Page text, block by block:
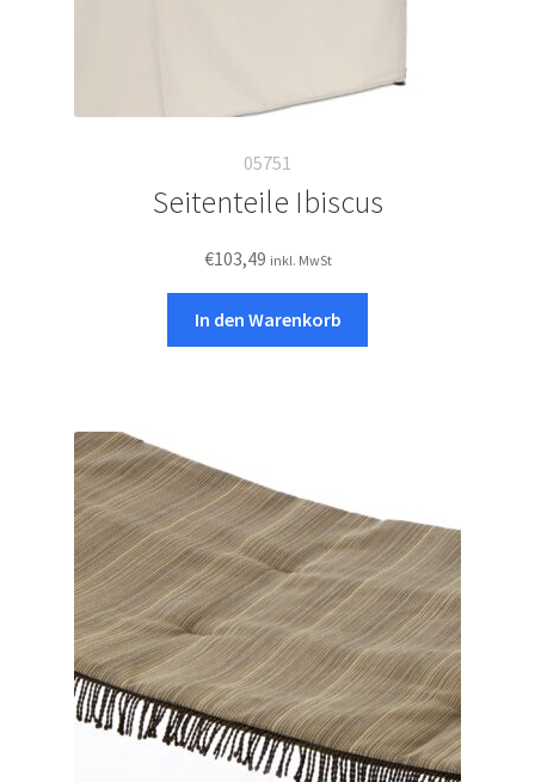
05751
Seitenteile Ibiscus
€103,49 inkl. MwSt
In den Warenkorb